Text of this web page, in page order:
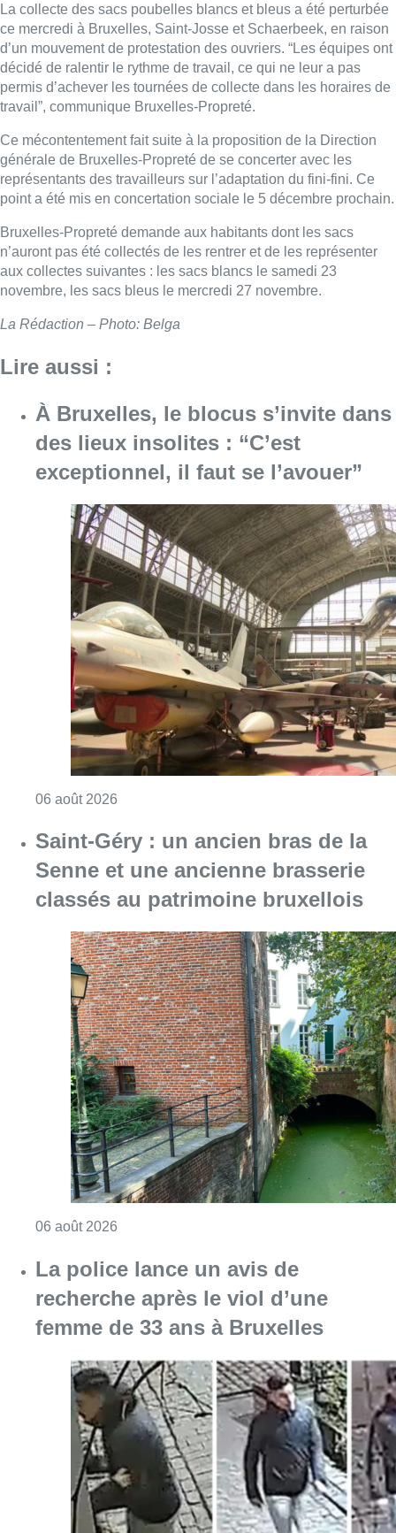
La collecte des sacs poubelles blancs et bleus a été perturbée
ce mercredi à Bruxelles, Saint-Josse et Schaerbeek, en raison
d’un mouvement de protestation des ouvriers. “Les équipes ont
décidé de ralentir le rythme de travail, ce qui ne leur a pas
permis d’achever les tournées de collecte dans les horaires de
travail”, communique Bruxelles-Propreté.
Ce mécontentement fait suite à la proposition de la Direction
générale de Bruxelles-Propreté de se concerter avec les
représentants des travailleurs sur l’adaptation du fini-fini. Ce
point a été mis en concertation sociale le 5 décembre prochain.
Bruxelles-Propreté demande aux habitants dont les sacs
n’auront pas été collectés de les rentrer et de les représenter
aux collectes suivantes : les sacs blancs le samedi 23
novembre, les sacs bleus le mercredi 27 novembre.
La Rédaction – Photo: Belga
Lire aussi :
À Bruxelles, le blocus s’invite dans
des lieux insolites : “C’est
exceptionnel, il faut se l’avouer”
06 août 2026
Saint-Géry : un ancien bras de la
Senne et une ancienne brasserie
classés au patrimoine bruxellois
06 août 2026
La police lance un avis de
recherche après le viol d’une
femme de 33 ans à Bruxelles